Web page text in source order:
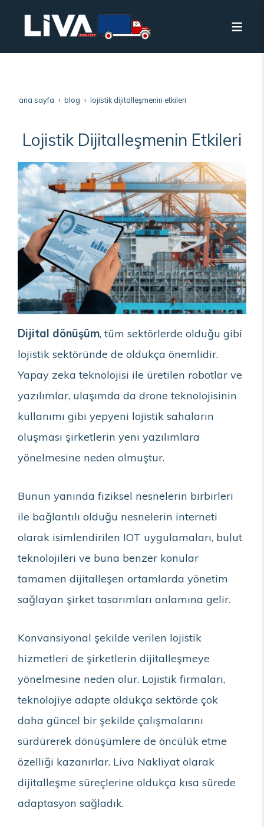
ana sayfa blog lojistik dijitalleşmenin etkileri
Lojistik Dijitalleşmenin Etkileri
Dijital dönüşüm, tüm sektörlerde olduğu gibi
lojistik sektöründe de oldukça önemlidir.
Yapay zeka teknolojisi ile üretilen robotlar ve
yazılımlar, ulaşımda da drone teknolojisinin
kullanımı gibi yepyeni lojistik sahaların
oluşması şirketlerin yeni yazılımlara
yönelmesine neden olmuştur.
Bunun yanında fiziksel nesnelerin birbirleri
ile bağlantılı olduğu nesnelerin interneti
olarak isimlendirilen IOT uygulamaları, bulut
teknolojileri ve buna benzer konular
tamamen dijitalleşen ortamlarda yönetim
sağlayan şirket tasarımları anlamına gelir.
Konvansiyonal şekilde verilen lojistik
hizmetleri de şirketlerin dijitalleşmeye
yönelmesine neden olur. Lojistik firmaları,
teknolojiye adapte oldukça sektörde çok
daha güncel bir şekilde çalışmalarını
sürdürerek dönüşümlere de öncülük etme
özelliği kazanırlar. Liva Nakliyat olarak
dijitalleşme süreçlerine oldukça kısa sürede
adaptasyon sağladık.